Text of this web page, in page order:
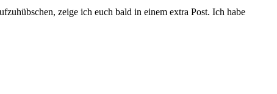
zeige ich euch bald in einem extra Post. Ich habe